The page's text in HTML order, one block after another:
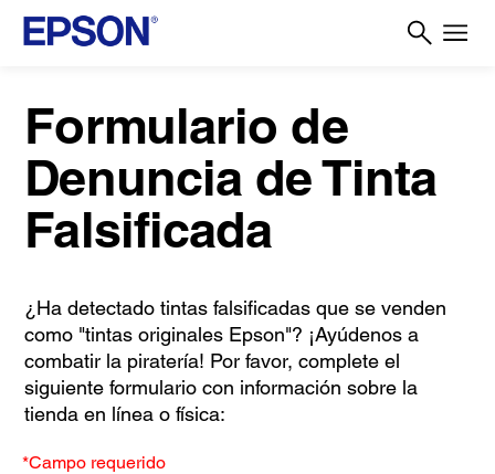
Formulario de
Denuncia de Tinta
Falsificada
¿Ha detectado tintas falsificadas que se venden
como "tintas originales Epson"? ¡Ayúdenos a
combatir la piratería! Por favor, complete el
siguiente formulario con información sobre la
tienda en línea o física:
*Campo requerido